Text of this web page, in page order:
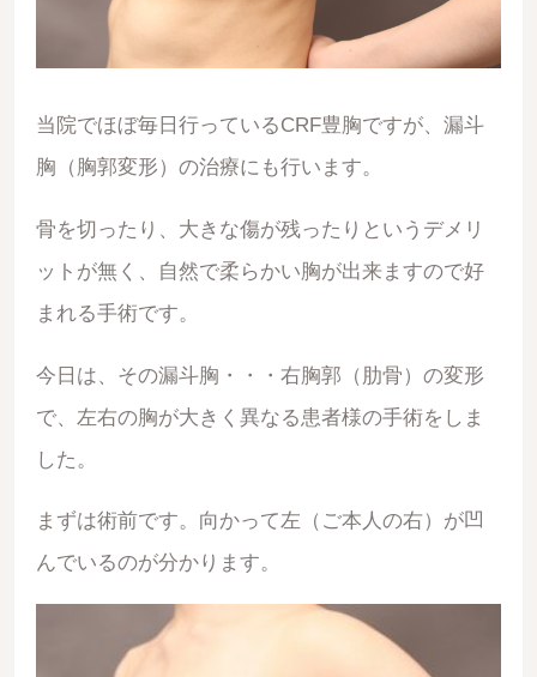
当院でほぼ毎日行っているCRF豊胸ですが、漏斗
胸（胸郭変形）の治療にも行います。
骨を切ったり、大きな傷が残ったりというデメリ
ットが無く、自然で柔らかい胸が出来ますので好
まれる手術です。
今日は、その漏斗胸・・・右胸郭（肋骨）の変形
で、左右の胸が大きく異なる患者様の手術をしま
した。
まずは術前です。向かって左（ご本人の右）が凹
んでいるのが分かります。